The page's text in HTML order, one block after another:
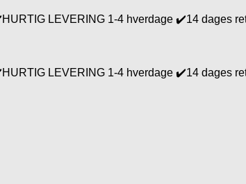
LEVERING 1-4 hverdage ✔️14 dages
LEVERING 1-4 hverdage ✔️14 dages